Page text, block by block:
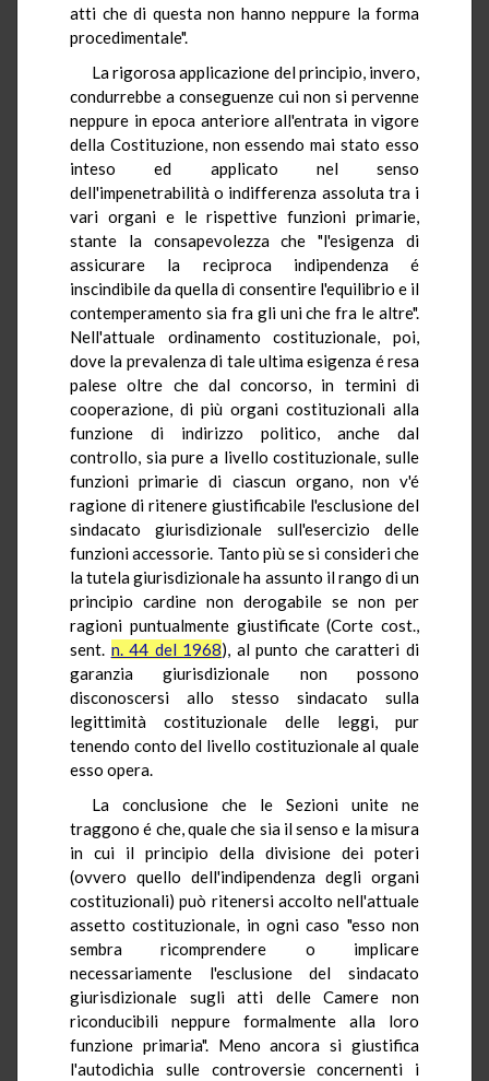
atti che di questa non hanno neppure la forma
procedimentale".
La rigorosa applicazione del principio, invero,
condurrebbe a conseguenze cui non si pervenne
neppure in epoca anteriore all'entrata in vigore
della Costituzione, non essendo mai stato esso
inteso ed applicato nel senso
dell'impenetrabilità o indifferenza assoluta tra i
vari organi e le rispettive funzioni primarie,
stante la consapevolezza che "l'esigenza di
assicurare la reciproca indipendenza é
inscindibile da quella di consentire l'equilibrio e il
contemperamento sia fra gli uni che fra le altre".
Nell'attuale ordinamento costituzionale, poi,
dove la prevalenza di tale ultima esigenza é resa
palese oltre che dal concorso, in termini di
cooperazione, di più organi costituzionali alla
funzione di indirizzo politico, anche dal
controllo, sia pure a livello costituzionale, sulle
funzioni primarie di ciascun organo, non v'é
ragione di ritenere giustificabile l'esclusione del
sindacato giurisdizionale sull'esercizio delle
funzioni accessorie. Tanto più se si consideri che
la tutela giurisdizionale ha assunto il rango di un
principio cardine non derogabile se non per
ragioni puntualmente giustificate (Corte cost.,
sent. n. 44 del 1968), al punto che caratteri di
garanzia giurisdizionale non possono
disconoscersi allo stesso sindacato sulla
legittimità costituzionale delle leggi, pur
tenendo conto del livello costituzionale al quale
esso opera.
La conclusione che le Sezioni unite ne
traggono é che, quale che sia il senso e la misura
in cui il principio della divisione dei poteri
(ovvero quello dell'indipendenza degli organi
costituzionali) può ritenersi accolto nell'attuale
assetto costituzionale, in ogni caso "esso non
sembra ricomprendere o implicare
necessariamente l'esclusione del sindacato
giurisdizionale sugli atti delle Camere non
riconducibili neppure formalmente alla loro
funzione primaria". Meno ancora si giustifica
l'autodichia sulle controversie concernenti i